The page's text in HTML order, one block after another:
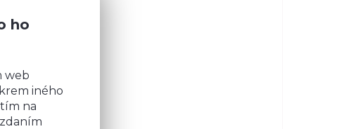
223,17 €
ho
web
iného
na